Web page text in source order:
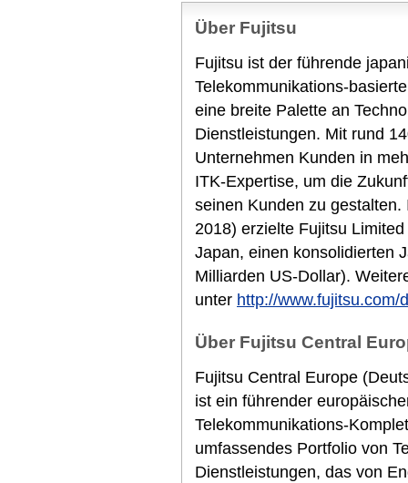
Über Fujitsu
Fujitsu ist der führende
Telekommunikations-
eine breite Palette an
Dienstleistungen. Mit rund
Unternehmen Kunden in
ITK-Expertise, um die
seinen Kunden zu
2018) erzielte Fujitsu
Japan, einen konsolidierten
Milliarden US-Dollar).
unter http://www.fujitsu.com/
Über Fujitsu Central
Fujitsu Central Europe
ist ein führender
Telekommunikations-
umfassendes Portfolio von
Dienstleistungen, das von